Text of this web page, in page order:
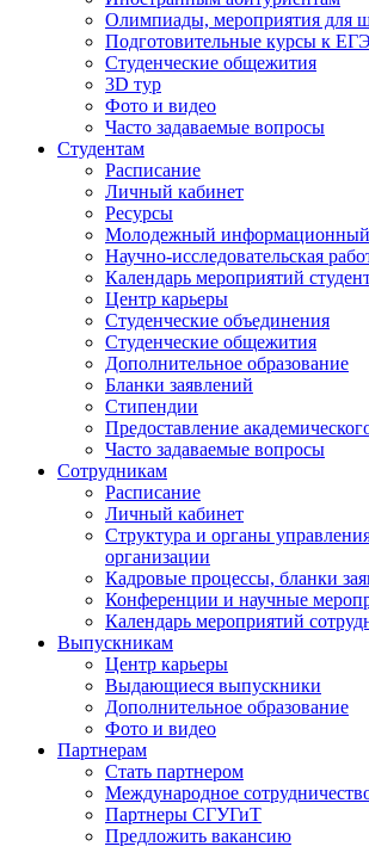
Олимпиады, мероприятия для
Подготовительные курсы к ЕГЭ
Студенческие общежития
3D тур
Фото и видео
Часто задаваемые вопросы
Студентам
Расписание
Личный кабинет
Ресурсы
Молодежный информационный
Научно-исследовательская
Календарь мероприятий
Центр карьеры
Студенческие объединения
Студенческие общежития
Дополнительное образование
Бланки заявлений
Стипендии
Предоставление
Часто задаваемые вопросы
Сотрудникам
Расписание
Личный кабинет
Структура и органы
организации
Кадровые процессы, бланки
Конференции и научные
Календарь мероприятий
Выпускникам
Центр карьеры
Выдающиеся выпускники
Дополнительное образование
Фото и видео
Партнерам
Стать партнером
Международное
Партнеры СГУГиТ
Предложить вакансию